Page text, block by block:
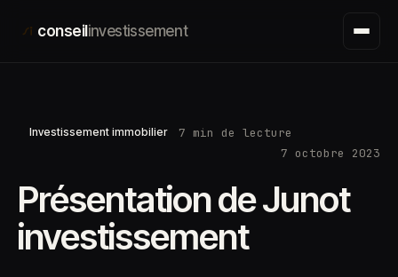
conseilinvestissement
Investissement immobilier
7 min de lecture
7 octobre 2023
Présentation de Junot
investissement